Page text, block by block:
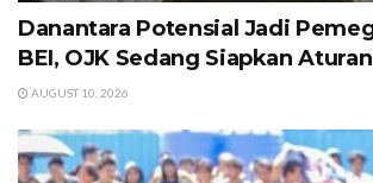
Danantara Potensial Jadi
BEI, OJK Sedang Siapkan Aturan
AUGUST 10, 2026